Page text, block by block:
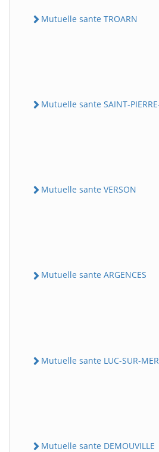
Mutuelle sante TROARN
Mutuelle sante SAINT-
Mutuelle sante VERSON
Mutuelle sante ARGENCES
Mutuelle sante LUC-SUR-MER
Mutuelle sante DEMOUVILLE